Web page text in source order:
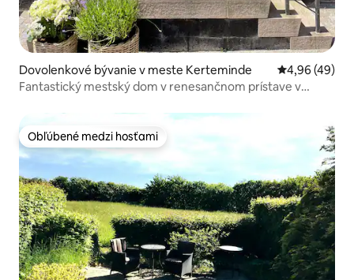
Dovolenkové bývanie v meste Kerteminde Priemerné
4,96 (49)
Fantastický mestský dom v renesančnom prístave v
Obľúbené medzi hosťami
Obľúbené medzi hosťami